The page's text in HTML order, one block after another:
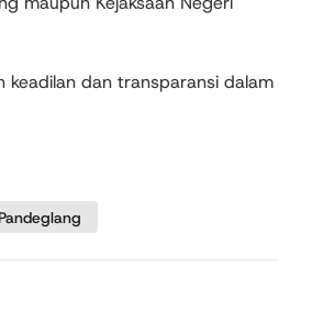
keadilan dan transparansi dalam